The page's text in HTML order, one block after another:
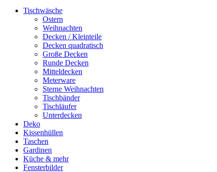
Tischwäsche
Ostern
Weihnachten
Decken / Kleinteile
Decken quadratisch
Große Decken
Runde Decken
Mitteldecken
Meterware
Sterne Weihnachten
Tischbänder
Tischläufer
Unterdecken
Deko
Kissenhüllen
Taschen
Gardinen
Küche & mehr
Fensterbilder